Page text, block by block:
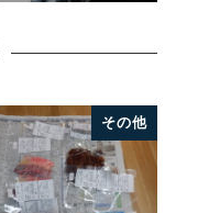
その他